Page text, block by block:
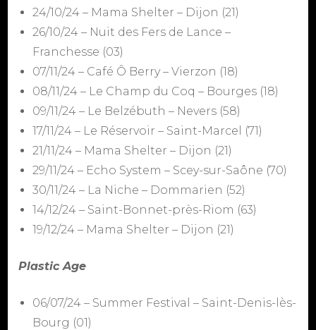
24/10/24 – Mama Shelter – Dijon (21)
26/10/24 – Nuit des Fers de Lance –
Franchesse (03)
07/11/24 – Café Ô Berry – Vierzon (18)
08/11/24 – Le Champ du Coq – Bourges (18)
09/11/24 – Le Belzébuth – Nevers (58)
17/11/24 – Le Réservoir – Saint-Marcel (71)
21/11/24 – Mama Shelter – Dijon (21)
29/11/24 – Echo System – Scey-sur-Saône (70)
30/11/24 – La Niche – Dommarien (52)
14/12/24 – Saint-Bonnet-près-Riom (63)
19/12/24 – Mama Shelter – Dijon (21)
Plastic Age
06/07/24 – Summer Festival – Saint-Denis-lès-
Bourg (01)